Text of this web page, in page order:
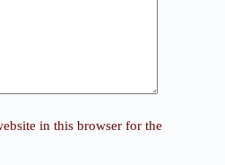
in this browser for the